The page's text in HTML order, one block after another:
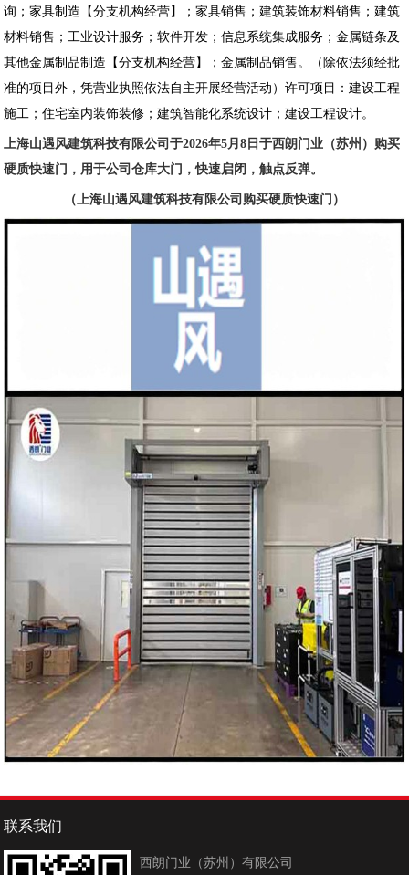
询；家具制造【分支机构经营】；家具销售；建筑装饰材料销售；建筑
材料销售；工业设计服务；软件开发；信息系统集成服务；金属链条及
其他金属制品制造【分支机构经营】；金属制品销售。（除依法须经批
准的项目外，凭营业执照依法自主开展经营活动）许可项目：建设工程
施工；住宅室内装饰装修；建筑智能化系统设计；建设工程设计。
上海山遇风建筑科技有限公司于2026年5月8日于西朗门业（苏州）购买
硬质快速门，用于公司仓库大门，快速启闭，触点反弹。
（上海山遇风建筑科技有限公司购买硬质快速门）
联系我们
西朗门业（苏州）有限公司